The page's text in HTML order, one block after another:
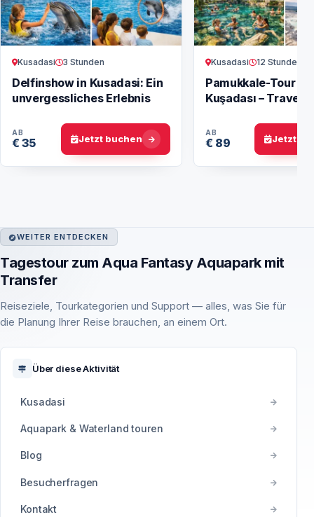
Kusadasi 3 Stunden
Delfinshow in Kusadasi: Ein
unvergessliches Erlebnis
AB
€ 35 Jetzt buchen
Kusadasi 12 Stunden
Pamukkale-Tour ab
Kuşadası –
AB
€ 89 Jetzt
WEITER ENTDECKEN
Tagestour zum Aqua Fantasy Aquapark mit
Transfer
Reiseziele, Tourkategorien und Support — alles, was Sie für
die Planung Ihrer Reise brauchen, an einem Ort.
Über diese Aktivität
Kusadasi
Aquapark & Waterland touren
Blog
Besucherfragen
Kontakt